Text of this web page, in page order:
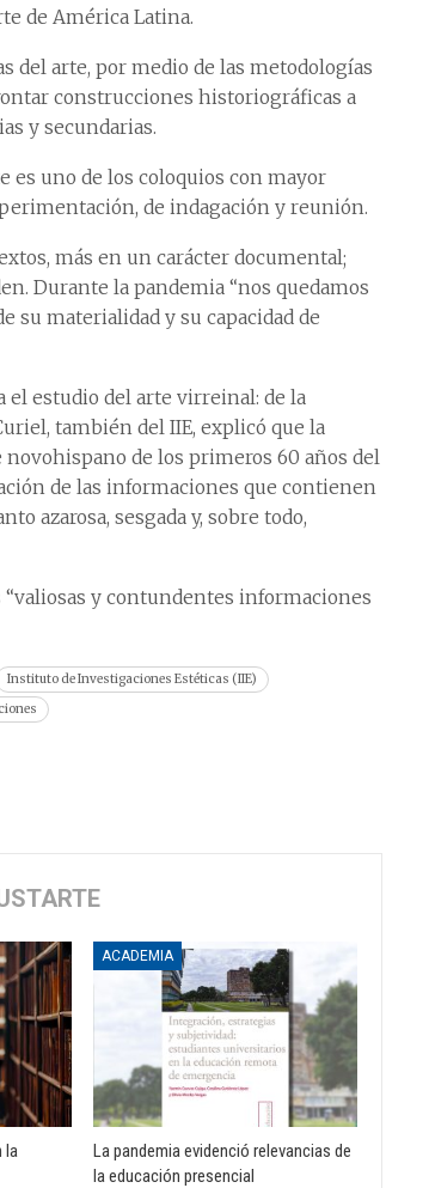
de América Latina.
del arte, por medio de las metodologías
construcciones historiográficas a
y secundarias.
es uno de los coloquios con mayor
de indagación y reunión.
más en un carácter documental;
Durante la pandemia “nos quedamos
su materialidad y su capacidad de
el estudio del arte virreinal: de la
también del IIE, explicó que la
de los primeros 60 años del
de las informaciones que contienen
azarosa, sesgada y, sobre todo,
y contundentes informaciones
Instituto de Investigaciones Estéticas (IIE)
la
ACADEMIA
La pandemia evidenció relevancias de
la educación presencial